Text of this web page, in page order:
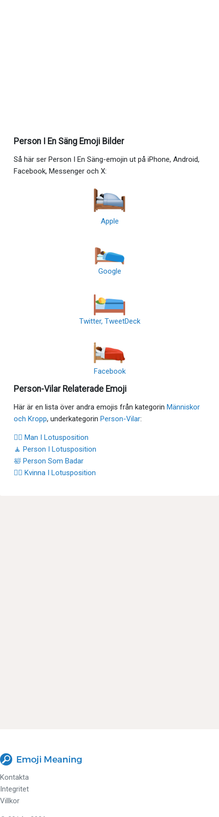
Person I En Säng Emoji Bilder
Så här ser Person I En Säng-emojin ut på iPhone, Android,
Facebook, Messenger och X:
Apple
Google
Twitter, TweetDeck
Facebook
Person-Vilar Relaterade Emoji
Här är en lista över andra emojis från kategorin Människor
och Kropp, underkategorin Person-Vilar:
🧘‍♂️ Man I Lotusposition
🧘 Person I Lotusposition
🛀 Person Som Badar
🧘‍♀️ Kvinna I Lotusposition
Kontakta
Integritet
Villkor